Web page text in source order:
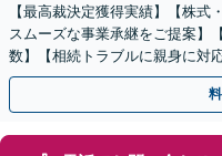
【最高裁決定獲得実績】【株
スムーズな事業承継をご提案】
数】【相続トラブルに親身に対
／遺言書作成も丁寧に対応【40